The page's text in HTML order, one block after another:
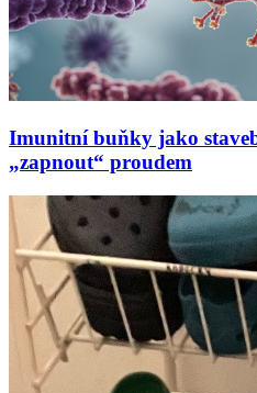
Imunitní buňky jako
„zapnout“ proudem